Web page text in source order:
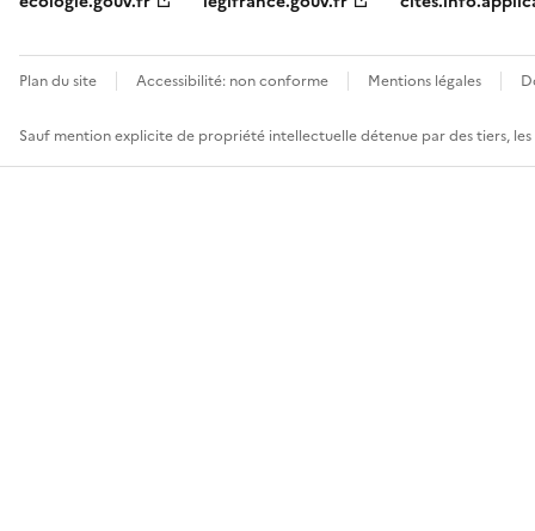
Plan du site Accessibilité: non conforme Mentions légales
Sauf mention explicite de propriété intellectuelle détenue par des tiers,